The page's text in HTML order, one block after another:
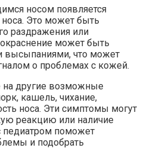
носом появляется
Это может быть
раздражения или
может быть
высыпаниями, что может
о проблемах с кожей.
на другие возможные
кашель, чихание,
носа. Эти симптомы могут
реакцию или наличие
педиатром поможет
и подобрать